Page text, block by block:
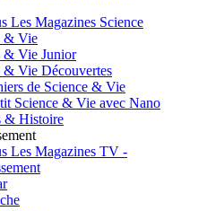
Les Magazines Science
& Vie
& Vie Junior
& Vie Découvertes
de Science & Vie
Science & Vie avec Nano
& Histoire
Les Magazines TV -